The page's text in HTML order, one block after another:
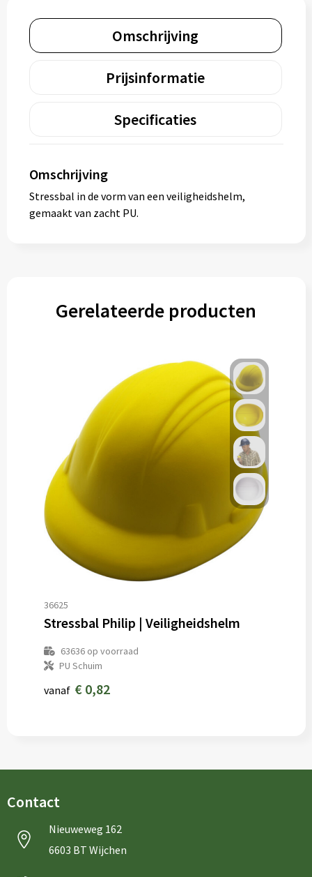
Omschrijving
Prijsinformatie
Specificaties
Omschrijving
Stressbal in de vorm van een veiligheidshelm,
gemaakt van zacht PU.
Gerelateerde producten
36625
Stressbal Philip | Veiligheidshelm
63636op voorraad
PU Schuim
vanaf € 0,82
Contact
Nieuweweg 162
6603 BT Wijchen